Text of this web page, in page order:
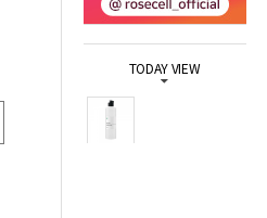
TODAY VIEW